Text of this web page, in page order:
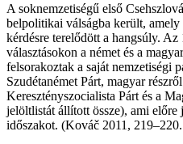
A soknemzetiségű első
belpolitikai válságba került, amely
kérdésre terelődött a hangsúly.
választásokon a német és a
felsorakoztak a saját nemzetiségi
Szudétanémet Párt, magyar
Keresztényszocialista Párt és a
jelöltlistát állított össze), ami
időszakot. (Kováč 2011,